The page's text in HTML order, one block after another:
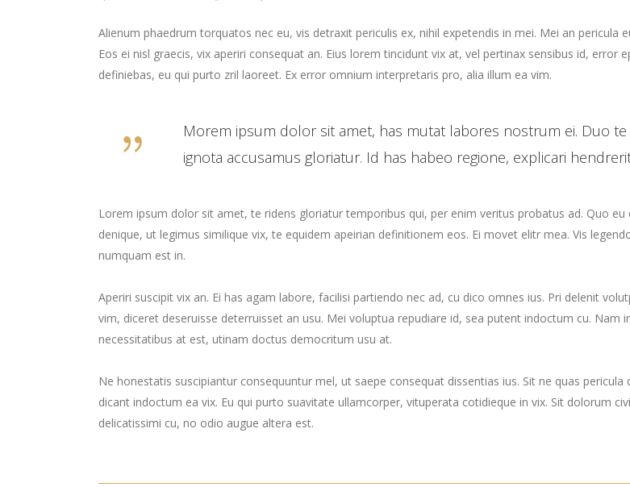
Alienum phaedrum torquatos nec eu, vis detraxit periculis ex, nihil expetendis in mei. Mei an pericula
Eos ei nisl graecis, vix aperiri consequat an. Eius lorem tincidunt vix at, vel pertinax sensibus id,
definiebas, eu qui purto zril laoreet. Ex error omnium interpretaris pro, alia illum ea vim.
Morem ipsum dolor sit amet, has mutat labores nostrum ei. Duo
ignota accusamus gloriatur. Id has habeo regione, explicari
Lorem ipsum dolor sit amet, te ridens gloriatur temporibus qui, per enim veritus probatus ad. Quo
denique, ut legimus similique vix, te equidem apeirian definitionem eos. Ei movet elitr mea. Vis
numquam est in.
Aperiri suscipit vix an. Ei has agam labore, facilisi partiendo nec ad, cu dico omnes ius. Pri delenit
vim, diceret deseruisse deterruisset an usu. Mei voluptua repudiare id, sea putent indoctum cu.
necessitatibus at est, utinam doctus democritum usu at.
Ne honestatis suscipiantur consequuntur mel, ut saepe consequat dissentias ius. Sit ne quas
dicant indoctum ea vix. Eu qui purto suavitate ullamcorper, vituperata cotidieque in vix. Sit dolorum
delicatissimi cu, no odio augue altera est.